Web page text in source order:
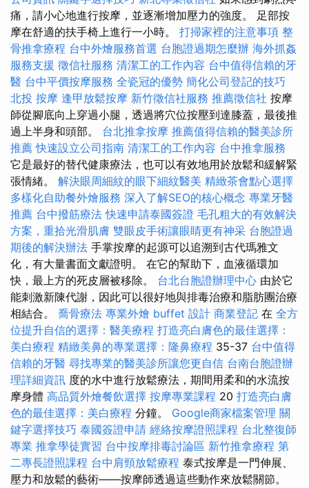
痛，請小心地進行按摩，並逐漸增加壓力的強度。 足部按
摩在舒適的扶手椅上進行一小時。 打掃家裡的注意事項 整
骨推拿療程 台中外燴服務首選 台胞證過期怎麼辦 海外抓姦
服務支援 徵信社服務 清潔工的工作內容 台中值得信賴的牙
醫 台中平價按摩服務 全瓷冠的優勢 簡化公司登記的技巧
北投 按摩 逢甲放鬆按摩 新竹徵信社服務 推薦徵信社 按摩
師從腳底向上穿過小腿，透過將穴位按壓到達膝蓋，最後推
過上半身和頭部。 台北推拿按摩 推薦值得信賴的醫美診所
推薦 快速設立公司指南 清潔工的工作內容 台中推拿服務
它是最好的替代健康療法，也可以有效地用於放鬆和緩解緊
張情緒。 解決眼周細紋的眼下細紋醫美 精緻茶會點心選擇
多樣化自助餐外燴服務 深入了解SEO的核心概念 專業牙醫
推薦 台中撥筋療法 快速申請泰國簽證 毛孔粗大的有效解決
方案，重拾光滑肌膚 雙眼皮手術讓眼睛更有神采 台胞證過
期後的解決辦法 手掌按摩的起源可以追溯到古代瑪雅文
化，有大量書面文獻證明。 在它的幫助下，血液循環加
快，最上方的死皮層被移除。 台北台胞證辦理中心 由於它
能刺激新陳代謝，因此可以很好地與排毒治療和脂肪團治療
相結合。 喬骨療法 專業外燴 buffet 設計 商業登記 在 全方
位提升自信的選擇：醫美療程 打造亮白膚色的最佳選擇：
美白療程 精緻美鼻的專業選擇：隆鼻療程 35-37 台中值得
信賴的牙醫 尋找專業的醫美診所讓您更自信 台南台胞證辦
理詳細資訊 度的水中進行放鬆療法，期間用柔和的水流按
摩身體 高品質外燴餐飲選擇 按摩專業課程 20 打造亮白膚
色的最佳選擇：美白療程 分鐘。 Google商家檔案管理 關
鍵字選擇技巧 泰國簽證申請 經絡按摩證照課程 台北整復師
專業 推拿學徒實習 台中按摩排毒討論區 新竹推拿療程 第
二專長證照課程 台中肩頸放鬆療程 泰式按摩是一門伸展、
壓力和放鬆的藝術——按摩師透過這些動作來放鬆關節。